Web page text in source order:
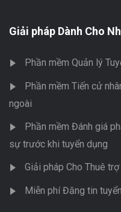
Giải pháp Dành Cho
Phần mềm Quản lý
Phần mềm Tiến cử
ngoài
Phần mềm Đánh giá
sự trước khi tuyển dụng
Giải pháp Cho Thuê
Miễn phí Đăng tin